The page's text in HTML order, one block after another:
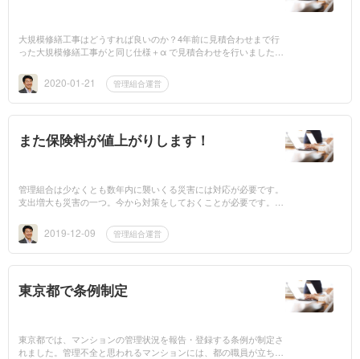
大規模修繕工事はどうすれば良いのか？4年前に見積合わせまで行
った大規模修繕工事がと同じ仕様＋α で見積合わせを行いました。
い、どれだけ載...
2020-01-21 管理組合運営
また保険料が値上がりします！
管理組合は少なくとも数年内に襲いくる災害には対応が必要です。
支出増大も災害の一つ。今から対策をしておくことが必要です。htt
bus_all 2019-12-09 管理組合運営
東京都で条例制定
東京都では、マンションの管理状況を報告・登録する条例が制定さ
れました。管理不全と思われるマンションには、都の職員が立ち入